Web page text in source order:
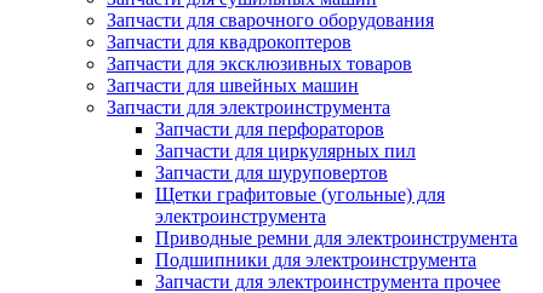
Запчасти для сварочного оборудования
Запчасти для квадрокоптеров
Запчасти для эксклюзивных товаров
Запчасти для швейных машин
Запчасти для электроинструмента
Запчасти для перфораторов
Запчасти для циркулярных пил
Запчасти для шуруповертов
Щетки графитовые (угольные) для
электроинструмента
Приводные ремни для электроинструмента
Подшипники для электроинструмента
Запчасти для электроинструмента прочее